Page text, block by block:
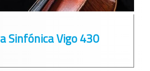
Sinfónica Vigo 430